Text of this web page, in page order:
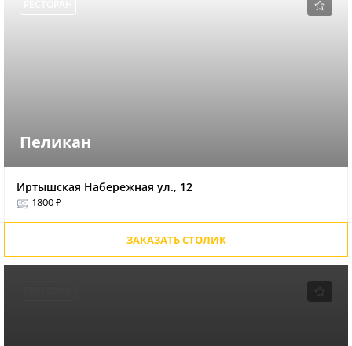
Пеликан
Иртышская Набережная ул., 12
1800 ₽
ЗАКАЗАТЬ СТОЛИК